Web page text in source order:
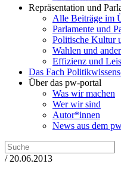
Repräsentation und
Alle Beiträge im
Parlamente und
Politische Kultur
Wahlen und
Effizienz und
Das Fach
Über das pw-portal
Was wir machen
Wer wir sind
Autor*innen
News aus dem
/ 20.06.2013